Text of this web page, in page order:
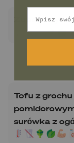
Zupa
Tofu z
surówka z